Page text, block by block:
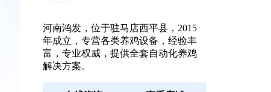
河南鸿发，位于驻马店西平县，2015
年成立，专营各类养鸡设备，经验丰
富，专业权威，提供全套自动化养鸡
解决方案。